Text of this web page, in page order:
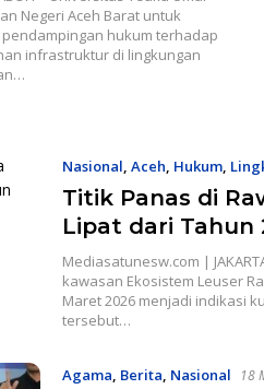
Negeri Aceh Barat untuk
hukum terhadap
infrastruktur di lingkungan
Nasional, Aceh, Hukum,
Titik Panas di
Lipat dari Tahun
Mediasatunesw.com |
kawasan Ekosistem Leuser
Maret 2026 menjadi indikasi
tersebut…
Agama, Berita, Nasional 18